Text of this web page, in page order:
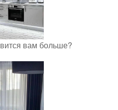
вам больше?